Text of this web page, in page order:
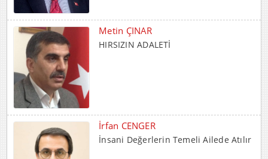
Metin ÇINAR
HIRSIZIN ADALETİ
İrfan CENGER
İnsani Değerlerin Temeli Ailede Atılır